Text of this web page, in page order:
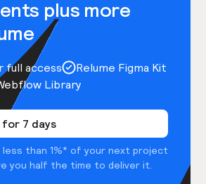
plus more
full access
Relume Figma Kit
Library
7 days
less than 1%* of your next project
you half the time to deliver it.